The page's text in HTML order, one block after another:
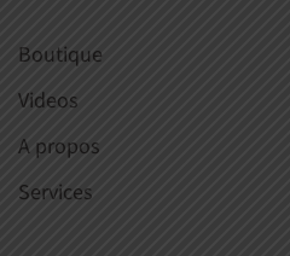
Boutique
Videos
A propos
Services